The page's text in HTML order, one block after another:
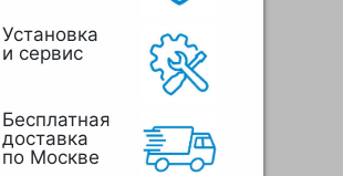
Установка
и сервис
Бесплатная
доставка
по Москве